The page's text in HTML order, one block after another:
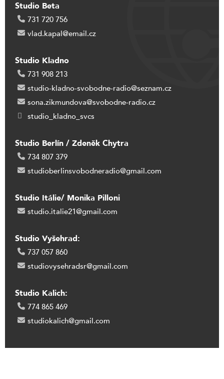
Studio Beta
731 720 756
vlad.kapal@email.cz
Studio Kladno
731 908 213
studio-kladno-svobodne-radio@seznam.cz
sona.zikmundova@svobodne-radio.cz
studio_kladno_svcs
Studio Berlín / Zdeněk Chytra
734 807 379
studioberlinsvobodneradio@gmail.com
Studio Itálie/ Monika Pilloni
studio.italie21@gmail.com
Studio Vyšehrad:
737 057 860
studiovysehradsr@gmail.com
Studio Kalich:
774 865 469
studiokalich@gmail.com